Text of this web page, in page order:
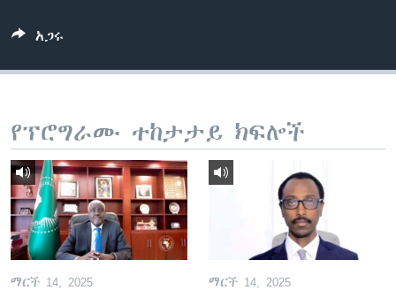
አጋሩ
የፕሮግራሙ ተከታታይ ክፍሎች
ማርች 14, 2025 ማርች 14, 2025